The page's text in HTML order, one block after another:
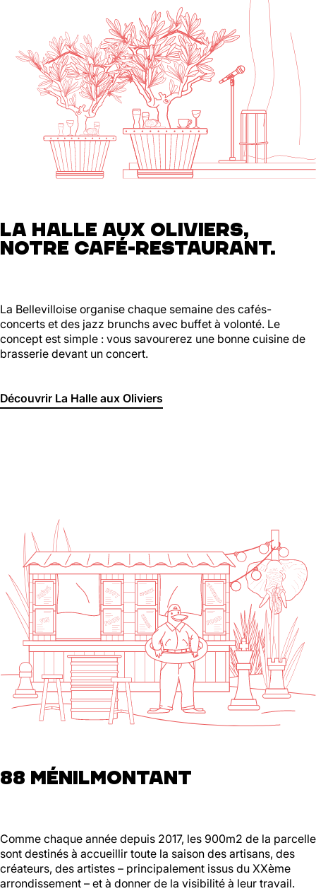
LA HALLE AUX OLIVIERS,
NOTRE CAFÉ-RESTAURANT.
La Bellevilloise organise chaque semaine des cafés-
concerts et des jazz brunchs avec buffet à volonté. Le
concept est simple : vous savourerez une bonne cuisine de
brasserie devant un concert.
Découvrir La Halle aux Oliviers
88 MÉNILMONTANT
Comme chaque année depuis 2017, les 900m2 de la parcelle
sont destinés à accueillir toute la saison des artisans, des
créateurs, des artistes – principalement issus du XXème
arrondissement – et à donner de la visibilité à leur travail.